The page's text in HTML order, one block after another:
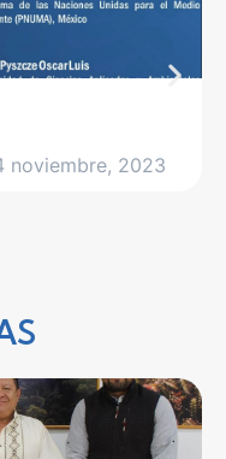
noviembre, 2023